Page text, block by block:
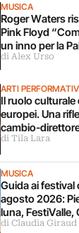
MUSICA
Roger Waters
Pink Floyd
un inno per la
di Alex Urso
ARTI
Il ruolo culturale
europei. Una
cambio-
di Tila Lara
MUSICA
Guida ai festival
agosto 2026:
luna, FestiValle,
Pietrasanta è
di Claudia Giraud